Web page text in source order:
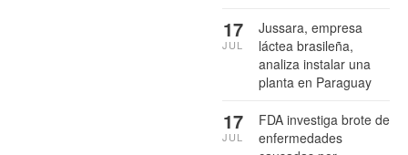
Jussara, empresa
láctea brasileña,
analiza instalar una
planta en Paraguay
17
JUL
FDA investiga brote de
enfermedades
17
JUL